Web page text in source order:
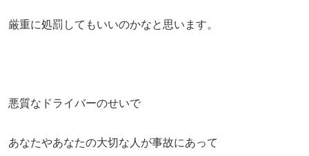
厳重に処罰してもいいのかなと思います。
悪質なドライバーのせいで
あなたやあなたの大切な人が事故にあって